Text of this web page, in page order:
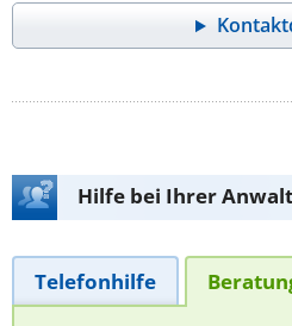
Hilfe bei Ihrer
Telefonhilfe